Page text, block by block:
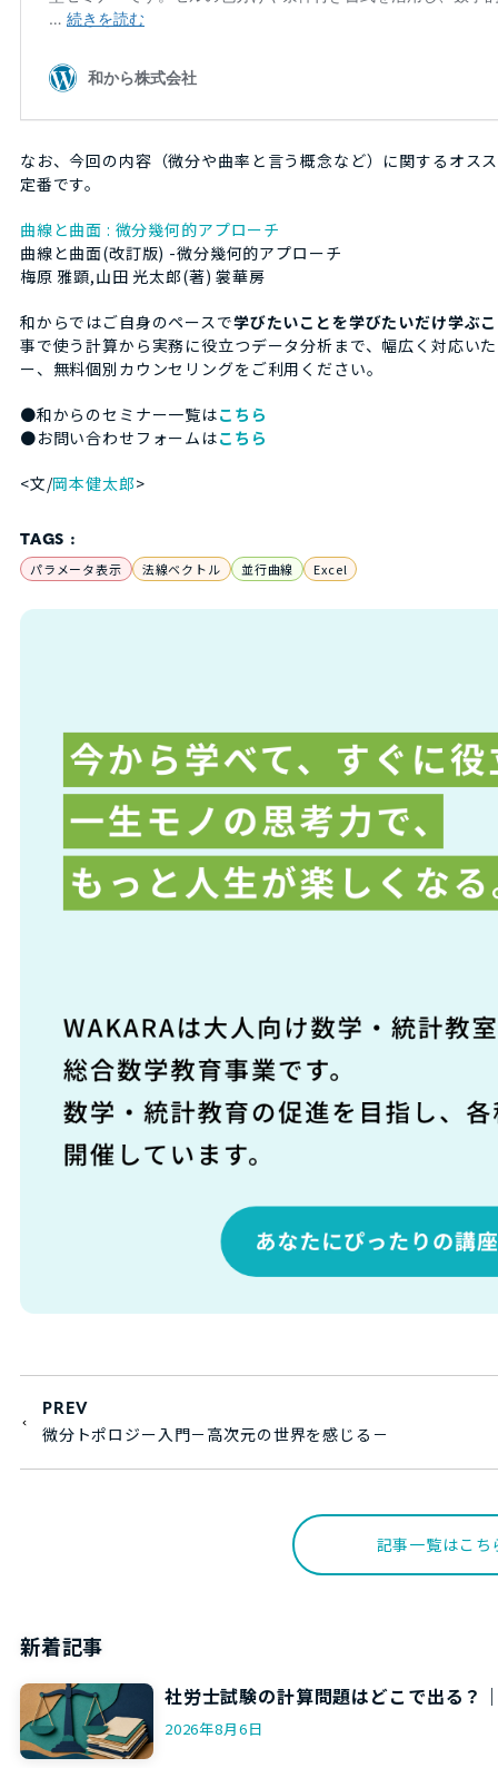
なお、今回の内容（微分や曲率と言う概念など）に関するオス
定番です。
曲線と曲面 : 微分幾何的アプローチ
曲線と曲面(改訂版) -微分幾何的アプローチ
梅原 雅顕,山田 光太郎(著) 裳華房
和からではご自身のペースで学びたいことを学びたいだけ学ぶ
事で使う計算から実務に役立つデータ分析まで、幅広く対応い
ー、無料個別カウンセリングをご利用ください。
●和からのセミナー一覧はこちら
●お問い合わせフォームはこちら
<文/岡本健太郎>
TAGS :
パラメータ表示 法線ベクトル 並行曲線 Excel
PREV
微分トポロジー入門－高次元の世界を感じる－
記事一覧はこち
新着記事
社労士試験の計算問題はどこで出る？
2026年8月6日